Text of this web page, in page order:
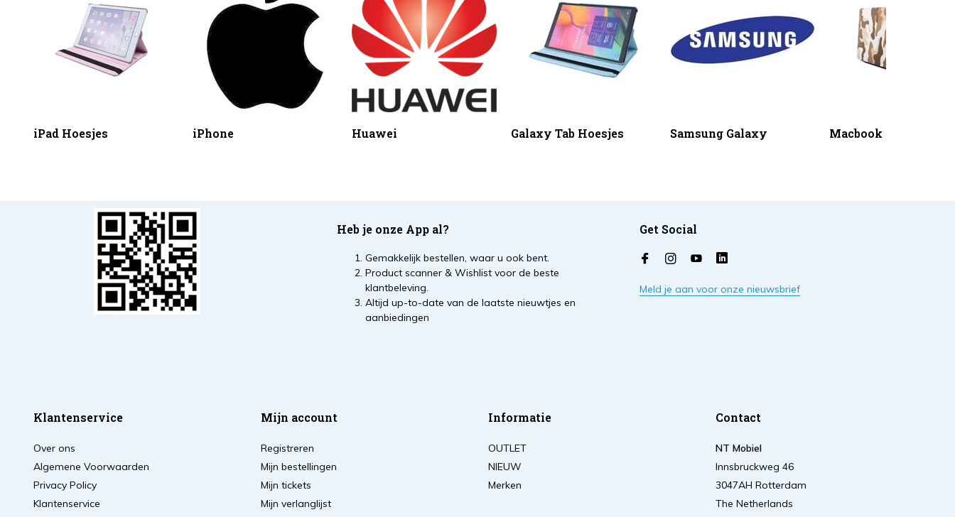
iPad Hoesjes iPhone Huawei Galaxy Tab Hoesjes Samsung Galaxy Macbook
Heb je onze App al?
Gemakkelijk bestellen, waar u ook bent.
Product scanner & Wishlist voor de beste
klantbeleving.
Altijd up-to-date van de laatste nieuwtjes en
aanbiedingen
Get Social
Meld je aan voor onze nieuwsbrief
Klantenservice
Over ons
Algemene Voorwaarden
Privacy Policy
Klantenservice
Mijn account
Registreren
Mijn bestellingen
Mijn tickets
Mijn verlanglijst
Informatie
OUTLET
NIEUW
Merken
Contact
NT Mobiel
Innsbruckweg 46
3047AH Rotterdam
The Netherlands